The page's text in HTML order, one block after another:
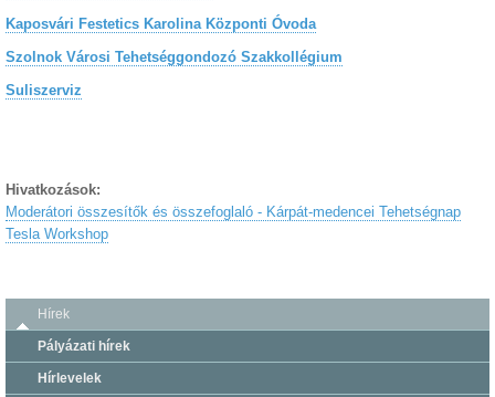
Kaposvári Festetics Karolina Központi Óvoda
Szolnok Városi Tehetséggondozó Szakkollégium
Suliszerviz
Hivatkozások:
Moderátori összesítők és összefoglaló - Kárpát-medencei Tehetségnap
Tesla Workshop
Hírek
Pályázati hírek
Hírlevelek